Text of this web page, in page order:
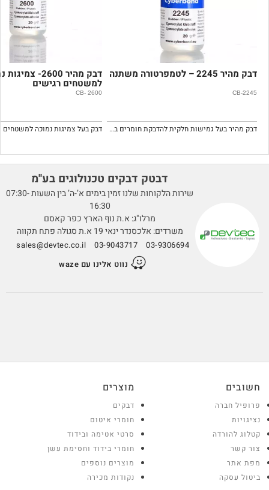
דבק מהיר בעל גמישות חלקית להדבקת חומרים בעלי טמפרטורה משתנה.
דבק מהיר 2600- צמיגות נמוכה
דבק בעל צמיגות נמוכה למשטחים רגישים.
נקבוביים
דבקים טכנולוגים בע''מ
שירות הלקוחות שלנו זמין בימים א’-ה’ בין השעות 07:30-
מרלו"ג: א.ת נוף הארץ כפר קאסם
ינאי 19 א.ת סגולה פתח תקווה
sales@devtec.co.il
מוצרים
דבקים
חומרי איטום
סרטי אטימה ובידוד
חומרי בידוד וחסימת עשן
מוצרים נוספים
נקודות מכירה